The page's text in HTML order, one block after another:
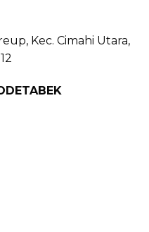
Kec. Cimahi Utara,